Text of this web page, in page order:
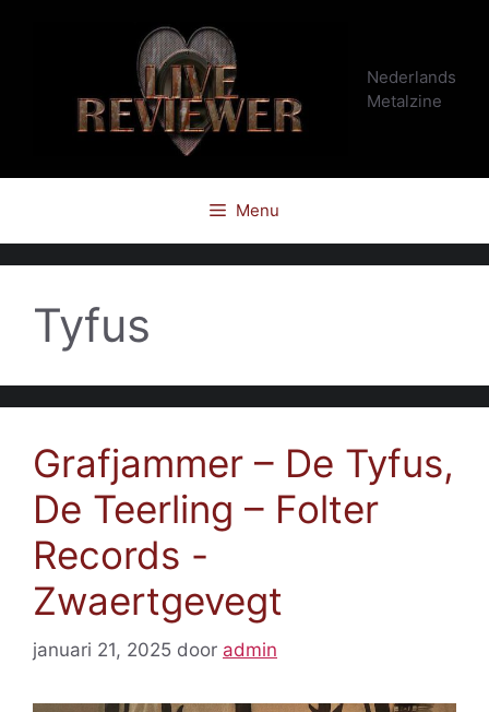
Nederlands
Metalzine
Menu
Tyfus
Grafjammer – De Tyfus,
De Teerling – Folter
Records -
Zwaertgevegt
januari 21, 2025 door admin